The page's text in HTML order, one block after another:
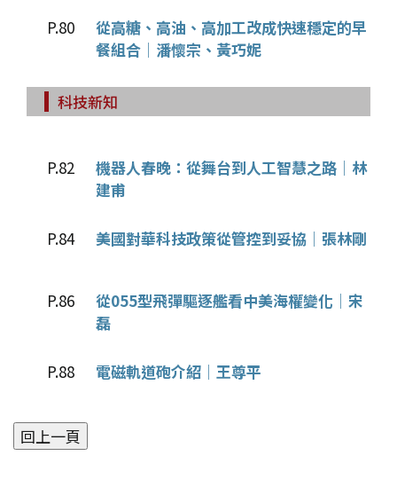
P.80
從高糖、高油、高加工改成快速穩定的早
餐組合│潘懷宗、黃巧妮
科技新知
P.82
機器人春晚：從舞台到人工智慧之路│林
建甫
P.84 美國對華科技政策從管控到妥協│張林剛
P.86
從055型飛彈驅逐艦看中美海權變化│宋
磊
P.88 電磁軌道砲介紹│王尊平